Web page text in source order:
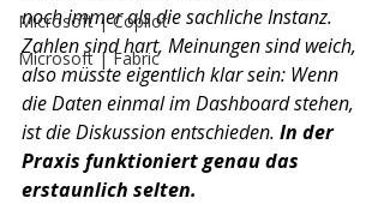
Microsoft | Copilot
Microsoft | Fabric
noch immer als die sachliche Instanz.
Zahlen sind hart, Meinungen sind weich,
also müsste eigentlich klar sein: Wenn
die Daten einmal im Dashboard stehen,
ist die Diskussion entschieden. In der
Praxis funktioniert genau das
erstaunlich selten.